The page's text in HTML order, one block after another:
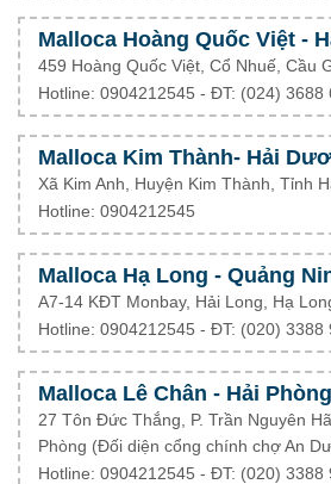
Malloca Hoàng Quốc Việt -
459 Hoàng Quốc Việt, Cổ Nhuế, Cầu
Hotline: 0904212545 - ĐT: (024) 3688
Malloca Kim Thành- Hải
Xã Kim Anh, Huyện Kim Thành, Tỉnh
Hotline: 0904212545
Malloca Hạ Long - Quảng
A7-14 KĐT Monbay, Hải Long, Hạ
Hotline: 0904212545 - ĐT: (020) 3388
Malloca Lê Chân - Hải Phòng
27 Tôn Đức Thắng, P. Trần Nguyên
Phòng (Đối diện cổng chính chợ An
Hotline: 0904212545 - ĐT: (020) 3388